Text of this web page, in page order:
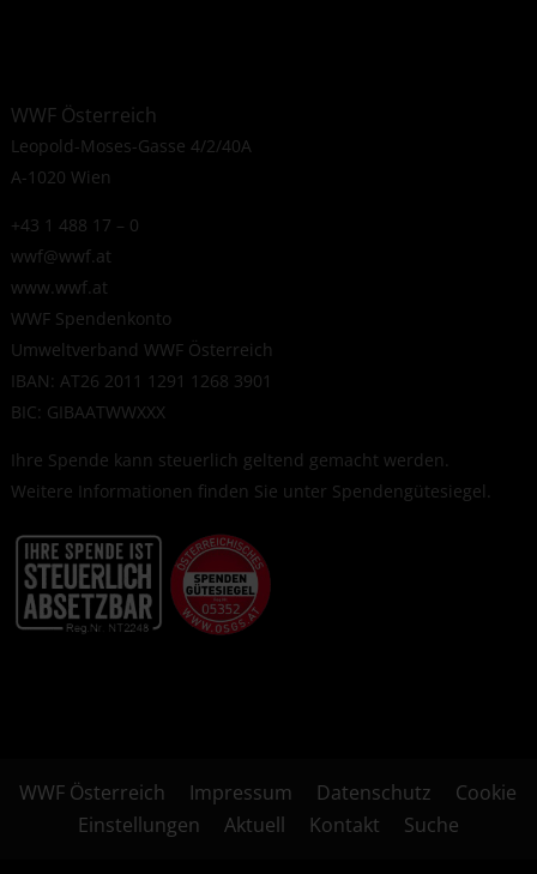
WWF Österreich
Leopold-Moses-Gasse 4/2/40A
A-1020 Wien
+43 1 488 17 – 0
wwf@wwf.at
www.wwf.at
WWF Spendenkonto
Umweltverband WWF Österreich
IBAN: AT26 2011 1291 1268 3901
BIC: GIBAATWWXXX
Ihre Spende kann steuerlich geltend gemacht werden.
Weitere Informationen finden Sie unter Spendengütesiegel.
WWF Österreich Impressum Datenschutz
Cookie
Einstellungen
Aktuell Kontakt Suche